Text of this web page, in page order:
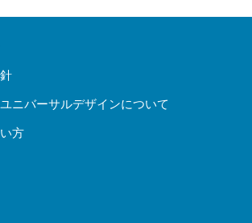
ニバーサルデザインについて
方